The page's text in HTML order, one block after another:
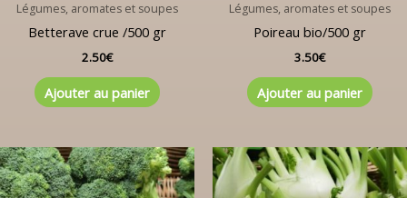
Légumes, aromates et soupes
Betterave crue /500 gr
2.50€
Ajouter au panier
Légumes, aromates et soupes
Poireau bio/500 gr
3.50€
Ajouter au panier